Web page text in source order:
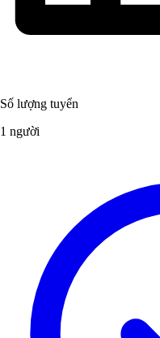
Số lượng tuyển
1 người